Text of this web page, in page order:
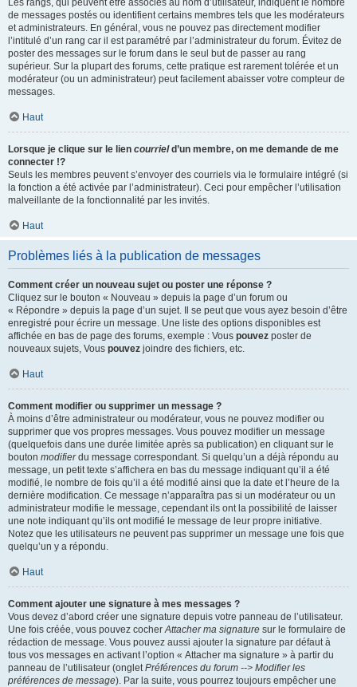
Les rangs, qui peuvent être associés au nom d’utilisateur, indiquent le nombre
de messages postés ou identifient certains membres tels que les modérateurs
et administrateurs. En général, vous ne pouvez pas directement modifier
l’intitulé d’un rang car il est paramétré par l’administrateur du forum. Évitez de
poster des messages sur le forum dans le seul but de passer au rang
supérieur. Sur la plupart des forums, cette pratique est rarement tolérée et un
modérateur (ou un administrateur) peut facilement abaisser votre compteur de
messages.
Haut
Lorsque je clique sur le lien courrield’un membre, on me demande de me
connecter !?
Seuls les membres peuvent s’envoyer des courriels via le formulaire intégré (si
la fonction a été activée par l’administrateur). Ceci pour empêcher l’utilisation
malveillante de la fonctionnalité par les invités.
Haut
Problèmes liés à la publication de messages
Comment créer un nouveau sujet ou poster une réponse ?
Cliquez sur le bouton « Nouveau » depuis la page d’un forum ou
« Répondre » depuis la page d’un sujet. Il se peut que vous ayez besoin d’être
enregistré pour écrire un message. Une liste des options disponibles est
affichée en bas de page des forums, exemple : Vous pouvez poster de
nouveaux sujets, Vous pouvez joindre des fichiers, etc.
Haut
Comment modifier ou supprimer un message ?
À moins d’être administrateur ou modérateur, vous ne pouvez modifier ou
supprimer que vos propres messages. Vous pouvez modifier un message
(quelquefois dans une durée limitée après sa publication) en cliquant sur le
bouton modifierdu message correspondant. Si quelqu’un a déjà répondu au
message, un petit texte s’affichera en bas du message indiquant qu’il a été
modifié, le nombre de fois qu’il a été modifié ainsi que la date et l’heure de la
dernière modification. Ce message n’apparaîtra pas si un modérateur ou un
administrateur modifie le message, cependant ils ont la possibilité de laisser
une note indiquant qu’ils ont modifié le message de leur propre initiative.
Notez que les utilisateurs ne peuvent pas supprimer un message une fois que
quelqu’un y a répondu.
Haut
Comment ajouter une signature à mes messages ?
Vous devez d’abord créer une signature depuis votre panneau de l’utilisateur.
Une fois créée, vous pouvez cocherAttacher ma signature sur le formulaire de
rédaction de message. Vous pouvez aussi ajouter la signature par défaut à
tous vos messages en activant l’option « Attacher ma signature » à partir du
panneau de l’utilisateur (ongletPréférences du forum --> Modifier les
préférences de message). Par la suite, vous pourrez toujours empêcher une